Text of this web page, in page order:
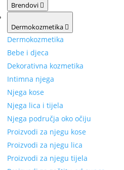
Brendovi
Dermokozmetika
Dermokozmetika
Bebe i djeca
Dekorativna kozmetika
Intimna njega
Njega kose
Njega lica i tijela
Njega područja oko očiju
Proizvodi za njegu kose
Proizvodi za njegu lica
Proizvodi za njegu tijela